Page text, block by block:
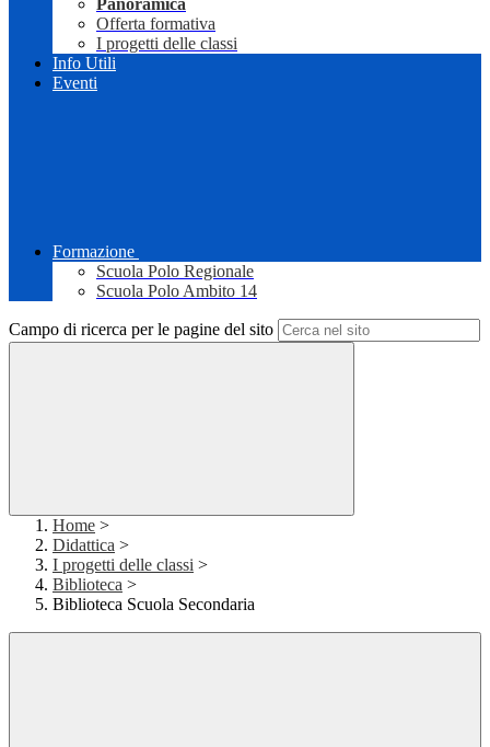
Panoramica
Offerta formativa
I progetti delle classi
Info Utili
Eventi
Formazione
Scuola Polo Regionale
Scuola Polo Ambito 14
Campo di ricerca per le pagine del sito
Home >
Didattica >
I progetti delle classi >
Biblioteca >
Biblioteca Scuola Secondaria